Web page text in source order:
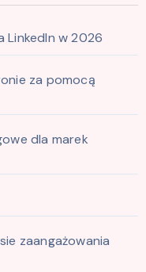
LinkedIn w 2026
za pomocą
dla marek
zaangażowania